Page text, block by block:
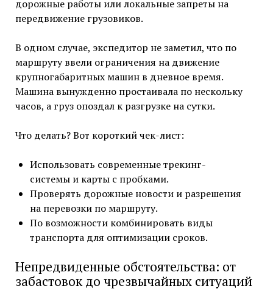
дорожные работы или локальные запреты на
передвижение грузовиков.
В одном случае, экспедитор не заметил, что по
маршруту ввели ограничения на движение
крупногабаритных машин в дневное время.
Машина вынужденно простаивала по нескольку
часов, а груз опоздал к разгрузке на сутки.
Что делать? Вот короткий чек-лист:
Использовать современные трекинг-
системы и карты с пробками.
Проверять дорожные новости и разрешения
на перевозки по маршруту.
По возможности комбинировать виды
транспорта для оптимизации сроков.
Непредвиденные обстоятельства: от
забастовок до чрезвычайных ситуаций